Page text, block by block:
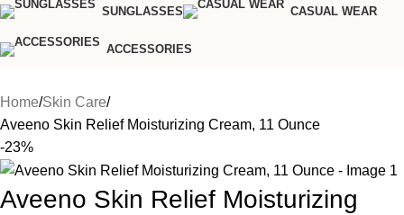
SUNGLASSES CASUAL WEAR
ACCESSORIES
Home Skin Care
Aveeno Skin Relief Moisturizing Cream, 11 Ounce
-23%
Aveeno Skin Relief Moisturizing